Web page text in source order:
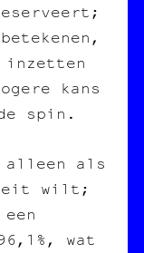
kans
spin.
alleen als
wilt;
wat